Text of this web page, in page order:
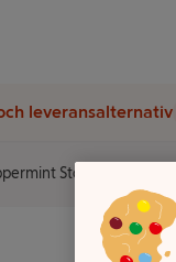
leveransalternativ
Storm Sto Velo